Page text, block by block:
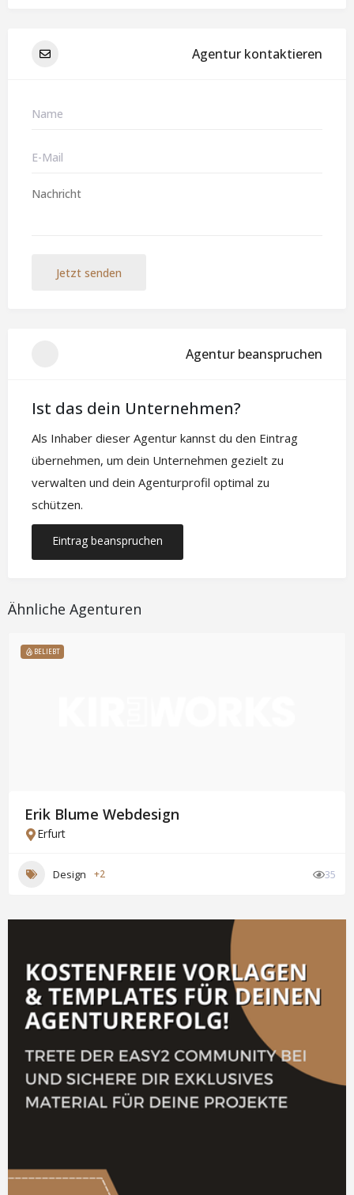
Agentur kontaktieren
Jetzt senden
Agentur beanspruchen
Ist das dein Unternehmen?
Als Inhaber dieser Agentur kannst du den Eintrag
übernehmen, um dein Unternehmen gezielt zu
verwalten und dein Agenturprofil optimal zu
schützen.
Eintrag beanspruchen
Ähnliche Agenturen
BELIEBT
Erik Blume Webdesign
Erfurt
Design +2 35